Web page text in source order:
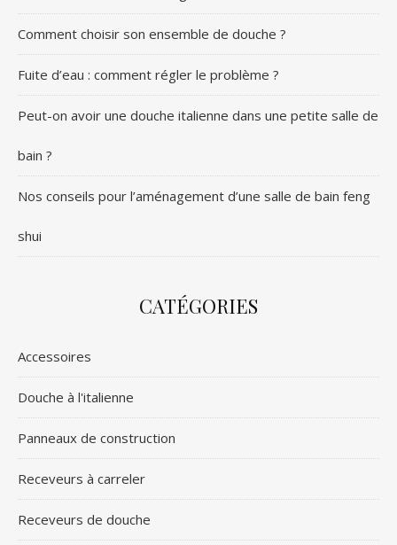
Comment choisir son ensemble de douche ?
Fuite d’eau : comment régler le problème ?
Peut-on avoir une douche italienne dans une petite salle de
bain ?
Nos conseils pour l’aménagement d’une salle de bain feng
shui
CATÉGORIES
Accessoires
Douche à l'italienne
Panneaux de construction
Receveurs à carreler
Receveurs de douche